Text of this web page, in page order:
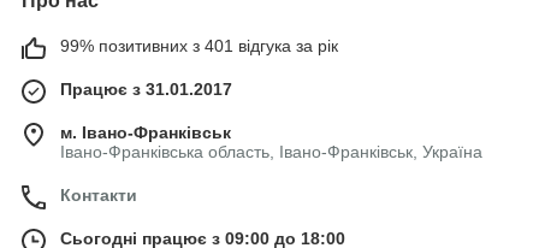
99% позитивних з 401 відгука за рік
Працює з 31.01.2017
м. Івано-Франківськ
Івано-Франківська область, Івано-Франківськ, Україна
Контакти
Сьогодні працює з 09:00 до 18:00